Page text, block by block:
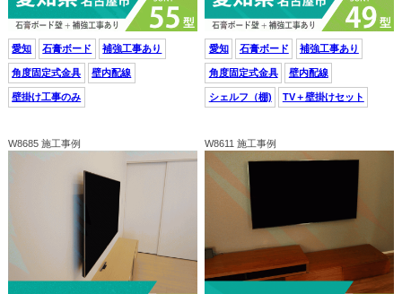
愛知 石膏ボード 補強工事あり
角度固定式金具 壁内配線
壁掛け工事のみ
愛知 石膏ボード 補強工事あり
角度固定式金具 壁内配線
シェルフ（棚) TV＋壁掛けセット
W8685 施工事例 W8611 施工事例